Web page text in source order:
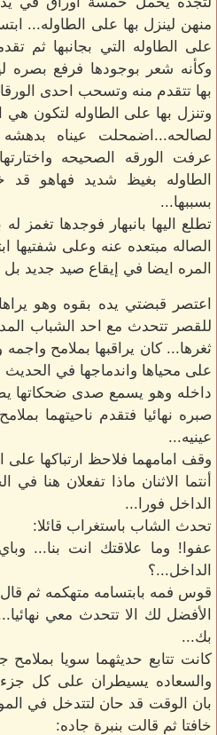
منهن لينزل بها على الطاوله...
على الطاوله التي بجانبها ثم
وكأنه شعر بوجودها فرفع بصره
بها تتقدم منه وتسحب احدى
وتنزل بها على الطاوله لتكون هي
لصالحه...اضمحلت عيناه
عرفت الورقه الصحيحه
الطاوله بغيظ شديد فهاهو قد
بسببها...
تطلع اليها بانبهار فوجدها تغمز
الصاله مبتعده عنه وعلى شفتيها
المره ايضا في إيقاع صيد جديد
اعتصر قبضتي يده بقوه وهو
للقصر تتحدث مع احد الشباب
ثغرها... كان يراقبها بملامح
على محياها واندماجها في
داخله وهو يسمع صدى ضحكاتها
صبره نهائيا فتقدم ناحيتهما
عينيه...
وقف امامهما فلاحظ ارتباكها
أنتما الاثنان ماذا تفعلان هنا
الداخل فورا...
تحدث الشاب باستغراب قائلا:
عفوا! وما علاقتك انت بنا...
الداخل...؟
قوس فمه بابتسامه متهكمه ثم
الأفضل لك الا تتحدث معي
بك...
كانت تتابع حديثهما سويا بملامح
والسعاده يسيطران على كل
بان الوقت قد حان لتتدخل في
خافتا ثم قالت بنبرة جاده: